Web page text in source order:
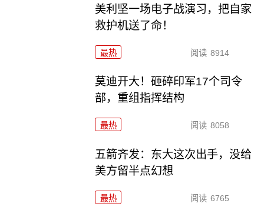
美利坚一场电子战演习，把自家
救护机送了命！
最热 阅读 8914
莫迪开大！砸碎印军17个司令
部，重组指挥结构
最热 阅读 8058
五箭齐发：东大这次出手，没给
美方留半点幻想
最热 阅读 6765